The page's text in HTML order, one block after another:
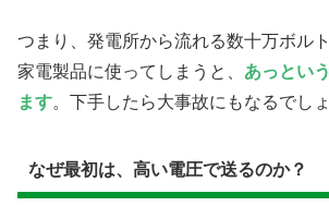
つまり、発電所から流れる数十万ボル
家電製品に使ってしまうと、 あっとい
ます。下手したら大事故にもなるでしょ
なぜ最初は、高い電圧で送るのか？